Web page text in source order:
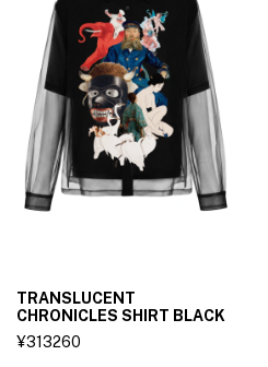
TRANSLUCENT
CHRONICLES SHIRT BLACK
¥313260